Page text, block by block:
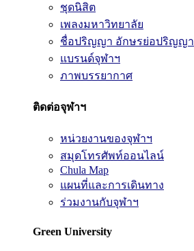
ชุดนิสิต
เพลงมหาวิทยาลัย
ชื่อปริญญา อักษรย่อปริญญา
แบรนด์จุฬาฯ
ภาพบรรยากาศ
ติดต่อจุฬาฯ
หน่วยงานของจุฬาฯ
สมุดโทรศัพท์ออนไลน์
Chula Map
แผนที่และการเดินทาง
ร่วมงานกับจุฬาฯ
Green University